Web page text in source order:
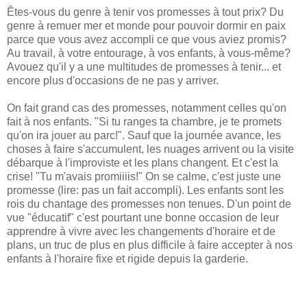
Êtes-vous du genre à tenir vos promesses à tout prix? Du
genre à remuer mer et monde pour pouvoir dormir en paix
parce que vous avez accompli ce que vous aviez promis?
Au travail, à votre entourage, à vos enfants, à vous-même?
Avouez qu'il y a une multitudes de promesses à tenir... et
encore plus d'occasions de ne pas y arriver.
On fait grand cas des promesses, notamment celles qu'on
fait à nos enfants. "Si tu ranges ta chambre, je te promets
qu'on ira jouer au parc!". Sauf que la journée avance, les
choses à faire s'accumulent, les nuages arrivent ou la visite
débarque à l'improviste et les plans changent. Et c'est la
crise! "Tu m'avais promiiiis!" On se calme, c'est juste une
promesse (lire: pas un fait accompli). Les enfants sont les
rois du chantage des promesses non tenues. D'un point de
vue "éducatif" c'est pourtant une bonne occasion de leur
apprendre à vivre avec les changements d'horaire et de
plans, un truc de plus en plus difficile à faire accepter à nos
enfants à l'horaire fixe et rigide depuis la garderie.